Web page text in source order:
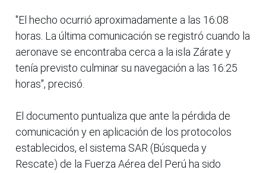
"El hecho ocurrió aproximadamente a las 16:08
horas. La última comunicación se registró cuando la
aeronave se encontraba cerca a la isla Zárate y
tenía previsto culminar su navegación a las 16:25
horas", precisó.
El documento puntualiza que ante la pérdida de
comunicación y en aplicación de los protocolos
establecidos, el sistema SAR (Búsqueda y
Rescate) de la Fuerza Aérea del Perú ha sido